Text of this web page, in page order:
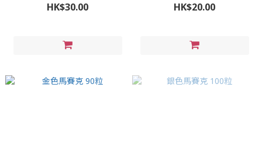
HK$30.00 HK$20.00